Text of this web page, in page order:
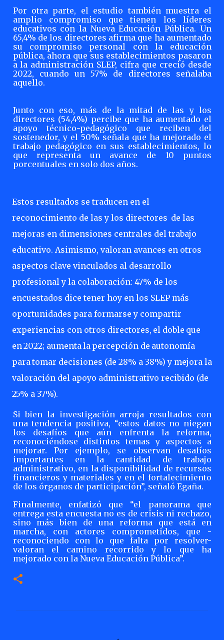
Por otra parte, el estudio también muestra el
amplio compromiso que tienen los líderes
educativos con la Nueva Educación Pública. Un
65,4% de los directores afirma que ha aumentado
su compromiso personal con la educación
pública, ahora que sus establecimientos pasaron
a la administración SLEP, cifra que creció desde
2022, cuando un 57% de directores señalaba
aquello.
Junto con eso, más de la mitad de las y los
directores (54,4%) percibe que ha aumentado el
apoyo técnico-pedagógico que reciben del
sostenedor, y el 50% señala que ha mejorado el
trabajo pedagógico en sus establecimientos, lo
que representa un avance de 10 puntos
porcentuales en solo dos años.
Estos resultados se traducen en el
reconocimiento de las y los directores de las
mejoras en dimensiones centrales del trabajo
educativo. Asimismo, valoran avances en otros
aspectos clave vinculados al desarrollo
profesional y la colaboración: 47% de los
encuestados dice tener hoy en los SLEP más
oportunidades para formarse y compartir
experiencias con otros directores, el doble que
en2022; aumentala percepción de autonomía
paratomar decisiones (de 28% a 38%) y mejora la
valoración del apoyo administrativo recibido (de
25% a 37%).
Si bien la investigación arroja resultados con
una tendencia positiva, “estos datos no niegan
los desafíos que aún enfrenta la reforma,
reconociéndose distintos temas y aspectos a
mejorar. Por ejemplo, se observan desafíos
importantes en la cantidad de trabajo
administrativo, en la disponibilidad de recursos
financieros y materiales y en el fortalecimiento
de los órganos de participación”, señaló Egaña.
Finalmente,
enfatizó que “el panorama
que
entrega esta encuesta no es de crisis ni rechazo,
sino más bien de una reforma que está en
marcha, con actores comprometidos, que -
reconociendo con lo que falta por
resolver-
valoran el
camino recorrido y lo que
ha
mejorado con la Nueva Educación Pública”.